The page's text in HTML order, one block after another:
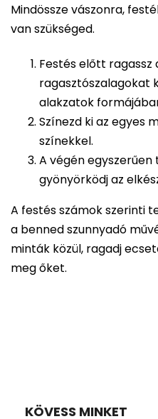
Mindössze vászonra,
van szükséged.
Festés előtt ragassz
ragasztószalagokat
alakzatok
Színezd ki az egyes
színekkel.
A végén
gyönyörködj az
A festés számok szerinti
a benned szunnyadó
minták közül, ragadj
meg őket.
KÖVESS MINKET